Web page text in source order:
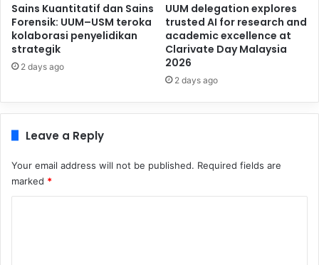
Sains Kuantitatif dan Sains
Forensik: UUM–USM teroka
kolaborasi penyelidikan
strategik
2 days ago
UUM delegation explores
trusted AI for research and
academic excellence at
Clarivate Day Malaysia
2026
2 days ago
Leave a Reply
Your email address will not be published. Required fields are
marked *